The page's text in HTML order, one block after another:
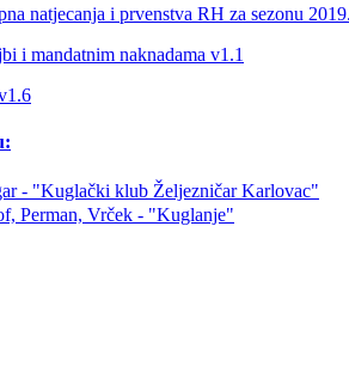
natjecanja i prvenstva RH za sezonu
i mandatnim naknadama v1.1
- "Kuglački klub Željezničar Karlovac"
Perman, Vrček - "Kuglanje"